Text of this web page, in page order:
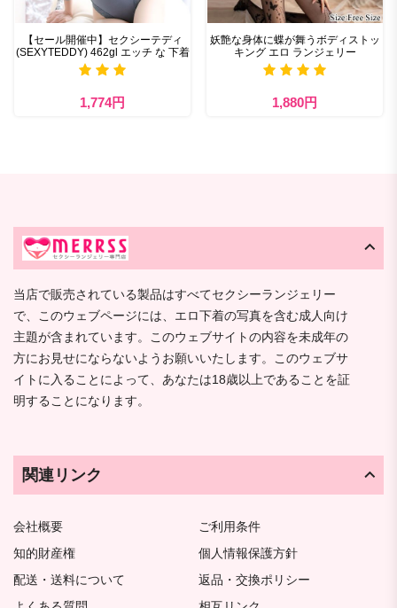
【セール開催中】セクシーテディ
(SEXYTEDDY) 462gl エッチ な 下着
1,774円
妖艶な身体に蝶が舞うボディストッ
キング エロ ランジェリー
1,880円
当店で販売されている製品はすべてセクシーランジェリー
で、このウェブページには、エロ下着の写真を含む成人向け
主題が含まれています。このウェブサイトの内容を未成年の
方にお見せにならないようお願いいたします。このウェブサ
イトに入ることによって、あなたは18歳以上であることを証
明することになります。
関連リンク
会社概要
ご利用条件
知的財産権
個人情報保護方針
配送・送料について
返品・交換ポリシー